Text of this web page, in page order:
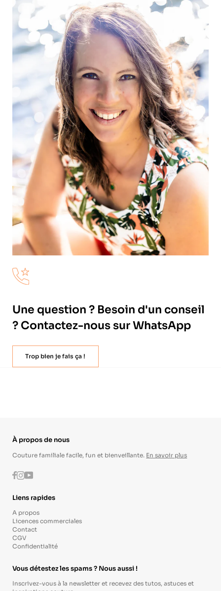
Une question ? Besoin d'un conseil
? Contactez-nous sur WhatsApp
Trop bien je fais ça !
À propos de nous
Couture familiale facile, fun et bienveillante. En savoir plus
Facebook
Instagram
Youtube
Liens rapides
A propos
Licences commerciales
Contact
CGV
Confidentialité
Vous détestez les spams ? Nous aussi !
Inscrivez-vous à la newsletter et recevez des tutos, astuces et